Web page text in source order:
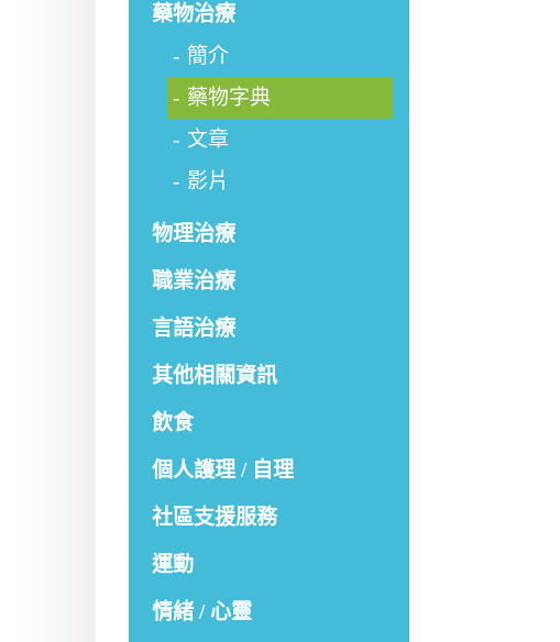
藥物治療
簡介
藥物字典
文章
影片
物理治療
職業治療
言語治療
其他相關資訊
飲食
個人護理 / 自理
社區支援服務
運動
情緒 / 心靈